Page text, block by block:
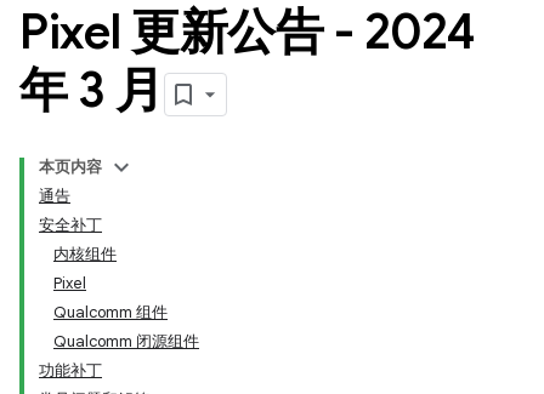
Pixel 更新公告 - 2024
年 3 月
本页内容
通告
安全补丁
内核组件
Pixel
Qualcomm 组件
Qualcomm 闭源组件
功能补丁